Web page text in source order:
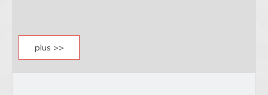
plus >>